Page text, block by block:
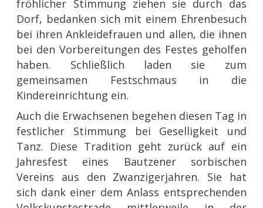
fröhlicher Stimmung ziehen sie durch das
Dorf, bedanken sich mit einem Ehrenbesuch
bei ihren Ankleidefrauen und allen, die ihnen
bei den Vorbereitungen des Festes geholfen
haben. Schließlich laden sie zum
gemeinsamen Festschmaus in die
Kindereinrichtung ein.
Auch die Erwachsenen begehen diesen Tag in
festlicher Stimmung bei Geselligkeit und
Tanz. Diese Tradition geht zurück auf ein
Jahresfest eines Bautzener sorbischen
Vereins aus den Zwanzigerjahren. Sie hat
sich dank einer dem Anlass entsprechenden